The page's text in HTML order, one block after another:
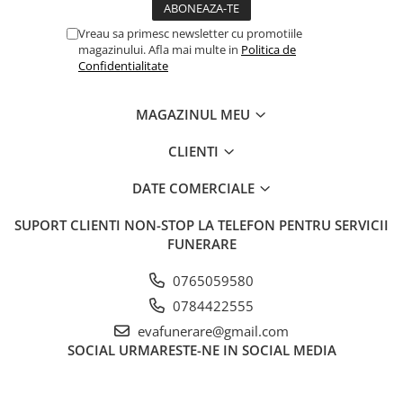
Manere cavou
Placa memoriala
Solutii intretinere granit si
Placi memoriale
Placi memoriale din ABS/Aluminiu
Placi memoriale din piatra
Crucifixe din bronz
Vreau sa primesc newsletter cu promotiile
magazinului. Afla mai multe in Politica de
Confidentialitate
MAGAZINUL MEU
CLIENTI
DATE COMERCIALE
SUPORT CLIENTI NON-STOP LA TELEFON PENTRU SERVICII
FUNERARE
0765059580
0784422555
evafunerare@gmail.com
SOCIAL URMARESTE-NE IN SOCIAL MEDIA